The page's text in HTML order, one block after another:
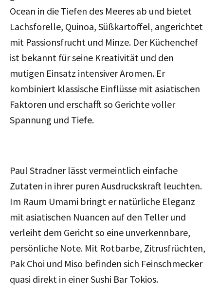
Ocean in die Tiefen des Meeres ab und bietet
Lachsforelle, Quinoa, Süßkartoffel, angerichtet
mit Passionsfrucht und Minze. Der Küchenchef
ist bekannt für seine Kreativität und den
mutigen Einsatz intensiver Aromen. Er
kombiniert klassische Einflüsse mit asiatischen
Faktoren und erschafft so Gerichte voller
Spannung und Tiefe.
Paul Stradner lässt vermeintlich einfache
Zutaten in ihrer puren Ausdruckskraft leuchten.
Im Raum Umami bringt er natürliche Eleganz
mit asiatischen Nuancen auf den Teller und
verleiht dem Gericht so eine unverkennbare,
persönliche Note. Mit Rotbarbe, Zitrusfrüchten,
Pak Choi und Miso befinden sich Feinschmecker
quasi direkt in einer Sushi Bar Tokios.